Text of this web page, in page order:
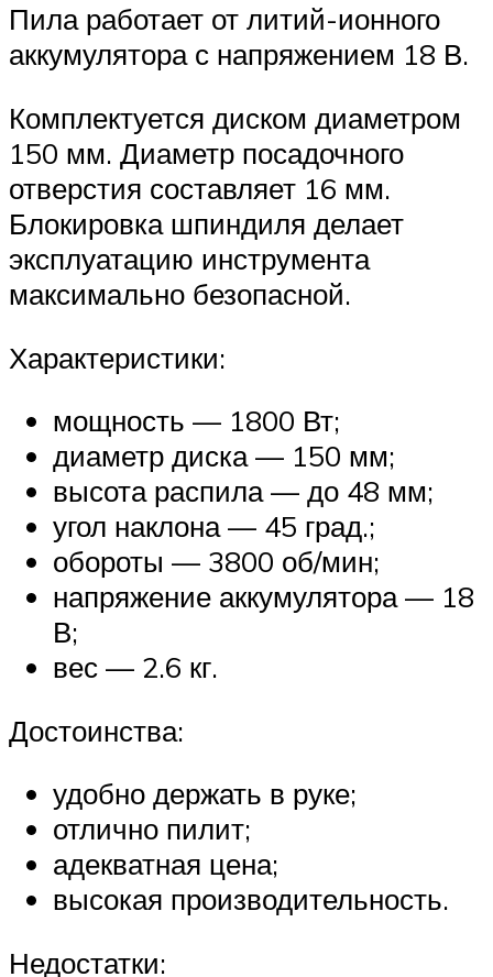
Пила работает от литий-ионного
аккумулятора с напряжением 18 В.
Комплектуется диском диаметром
150 мм. Диаметр посадочного
отверстия составляет 16 мм.
Блокировка шпиндиля делает
эксплуатацию инструмента
максимально безопасной.
Характеристики:
мощность — 1800 Вт;
диаметр диска — 150 мм;
высота распила — до 48 мм;
угол наклона — 45 град.;
обороты — 3800 об/мин;
напряжение аккумулятора — 18
В;
вес — 2.6 кг.
Достоинства:
удобно держать в руке;
отлично пилит;
адекватная цена;
высокая производительность.
Недостатки: